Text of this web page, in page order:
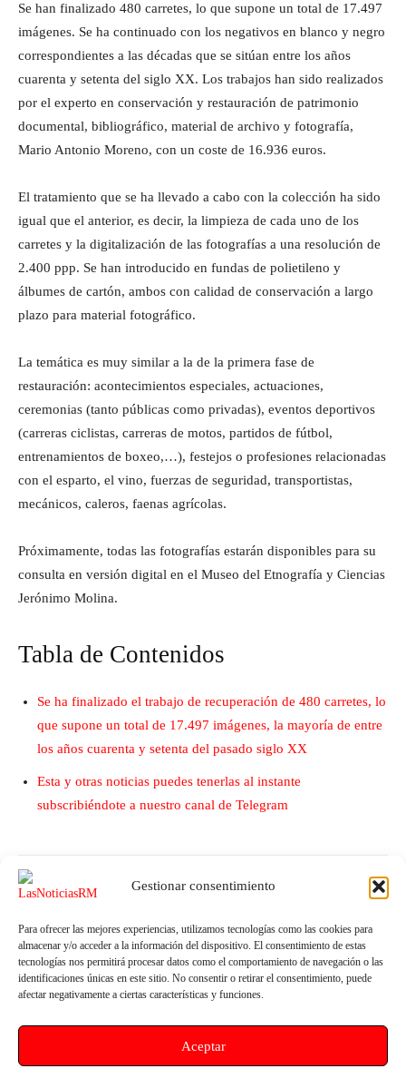
Gestionar consentimiento
Para ofrecer las mejores experiencias, utilizamos tecnologías como las cookies para
almacenar y/o acceder a la información del dispositivo. El consentimiento de estas
tecnologías nos permitirá procesar datos como el comportamiento de navegación o las
identificaciones únicas en este sitio. No consentir o retirar el consentimiento, puede
afectar negativamente a ciertas características y funciones.
Aceptar
Se han finalizado 480 carretes, lo que supone un total de 17.497
imágenes. Se ha continuado con los negativos en blanco y negro
correspondientes a las décadas que se sitúan entre los años
cuarenta y setenta del siglo XX. Los trabajos han sido realizados
por el experto en conservación y restauración de patrimonio
documental, bibliográfico, material de archivo y fotografía,
Mario Antonio Moreno, con un coste de 16.936 euros.
El tratamiento que se ha llevado a cabo con la colección ha sido
igual que el anterior, es decir, la limpieza de cada uno de los
carretes y la digitalización de las fotografías a una resolución de
2.400 ppp. Se han introducido en fundas de polietileno y
álbumes de cartón, ambos con calidad de conservación a largo
plazo para material fotográfico.
La temática es muy similar a la de la primera fase de
restauración: acontecimientos especiales, actuaciones,
ceremonias (tanto públicas como privadas), eventos deportivos
(carreras ciclistas, carreras de motos, partidos de fútbol,
entrenamientos de boxeo,…), festejos o profesiones relacionadas
con el esparto, el vino, fuerzas de seguridad, transportistas,
mecánicos, caleros, faenas agrícolas.
Próximamente, todas las fotografías estarán disponibles para su
consulta en versión digital en el Museo del Etnografía y Ciencias
Jerónimo Molina.
Tabla de Contenidos
Se ha finalizado el trabajo de recuperación de 480 carretes, lo
que supone un total de 17.497 imágenes, la mayoría de entre
los años cuarenta y setenta del pasado siglo XX
Esta y otras noticias puedes tenerlas al instante
subscribiéndote a nuestro canal de Telegram
Artículo anterior
LA CONSERVA VUELVE A
Presentación del Informe sobre